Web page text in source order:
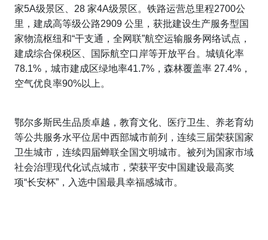
家5A级景区、28 家4A级景区。铁路运营总里程2700公
里，建成高等级公路2909 公里，获批建设生产服务型国
家物流枢纽和“干支通，全网联”航空运输服务网络试点，
建成综合保税区、国际航空口岸等开放平台。城镇化率
78.1%，城市建成区绿地率41.7%，森林覆盖率 27.4%，
空气优良率90%以上。
鄂尔多斯民生品质卓越，教育文化、医疗卫生、养老育幼
等公共服务水平位居中西部城市前列，连续三届荣获国家
卫生城市，连续四届蝉联全国文明城市。被列为国家市域
社会治理现代化试点城市，荣获平安中国建设最高奖
项“长安杯”，入选中国最具幸福感城市。